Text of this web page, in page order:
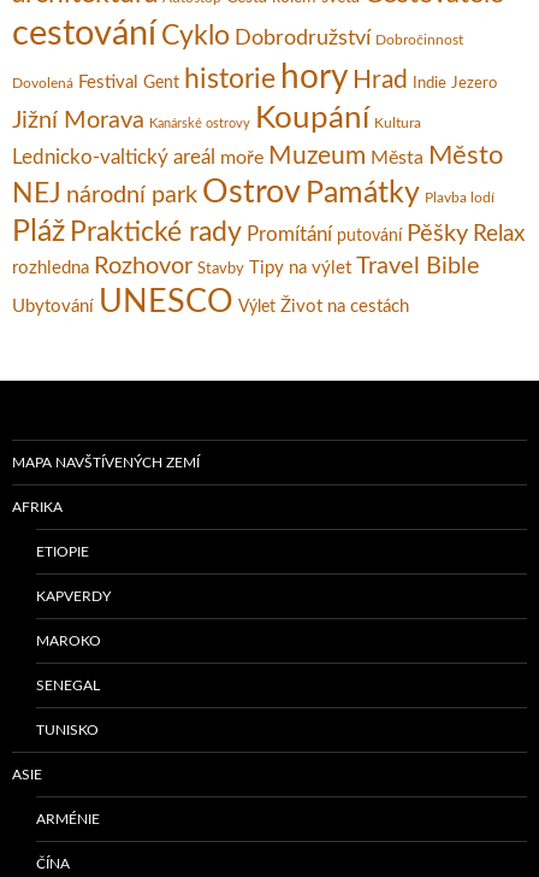
cestování Cyklo Dobrodružství Dobročinnost
Dovolená Festival Gent historie hory Hrad Indie Jezero
Jižní Morava Kanárské ostrovy Koupání Kultura
Lednicko-valtický areál moře Muzeum Města Město
NEJ národní park Ostrov Památky Plavba lodí
Pláž Praktické rady Promítání putování Pěšky Relax
rozhledna Rozhovor Stavby Tipy na výlet Travel Bible
Ubytování UNESCO Výlet Život na cestách
MAPA NAVŠTÍVENÝCH ZEMÍ
AFRIKA
ETIOPIE
KAPVERDY
MAROKO
SENEGAL
TUNISKO
ASIE
ARMÉNIE
ČÍNA